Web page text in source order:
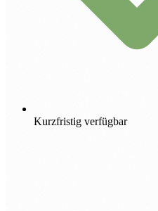
Kurzfristig verfügbar